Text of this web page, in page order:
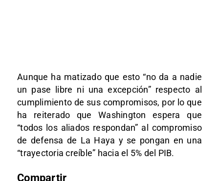
Aunque ha matizado que esto “no da a nadie
un pase libre ni una excepción” respecto al
cumplimiento de sus compromisos, por lo que
ha reiterado que Washington espera que
“todos los aliados respondan” al compromiso
de defensa de La Haya y se pongan en una
“trayectoria creíble” hacia el 5% del PIB.
Compartir